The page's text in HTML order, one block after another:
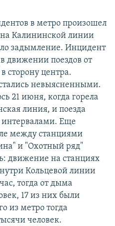
в метро произошел
на Калининской линии
задымление. Инцидент
движении поездов от
сторону центра.
невыясненными.
21 июня, когда горела
линия, и поезда
Еще
между станциями
и "Охотный ряд"
движение на станциях
Кольцевой линии
тогда от дыма
17 из них были
из метро тогда
человек.